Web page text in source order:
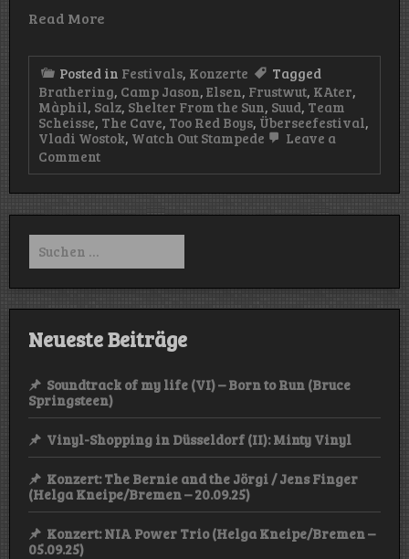
Read More
Posted in Festivals, Konzerte
Tagged
Brathering, Camp Jason, Elsen, Frustwut, KAter,
Màphil, Salz, Shelter From the Sun, Suud, Team
Scheisse, The Cave, Too Red Boys, Überseefestival,
Vladi Wostok, Watch Out Stampede
Leave a
Commenton
Rückblick:
2023
Suchen
nach:
Neueste Beiträge
Soundtrack of my life (VI) – Born to Run (Bruce
Springsteen)
Vinyl-Shopping in Düsseldorf (II): Minty Vinyl
Konzert: The Bernie and the Jörgi / Jens Finger
(Helga Kneipe/Bremen – 20.09.25)
Konzert: NIA Power Trio (Helga Kneipe/Bremen –
05.09.25)